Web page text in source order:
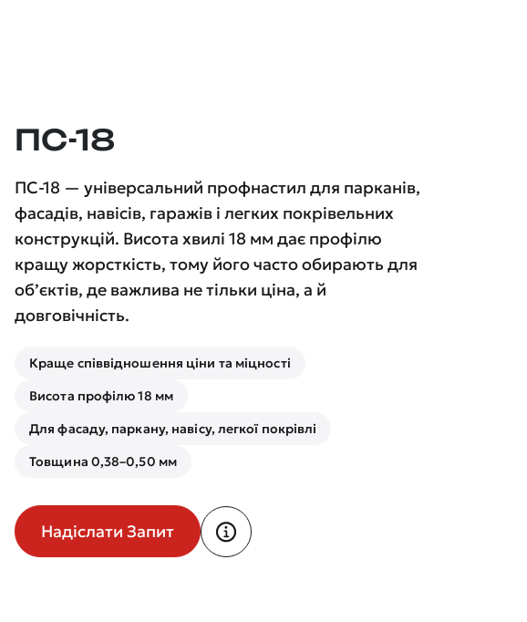
ПС-18
ПС-18 — універсальний профнастил для парканів,
фасадів, навісів, гаражів і легких покрівельних
конструкцій. Висота хвилі 18 мм дає профілю
кращу жорсткість, тому його часто обирають для
об’єктів, де важлива не тільки ціна, а й
довговічність.
Краще співвідношення ціни та міцності
Висота профілю 18 мм
Для фасаду, паркану, навісу, легкої покрівлі
Товщина 0,38–0,50 мм
Надіслати Запит